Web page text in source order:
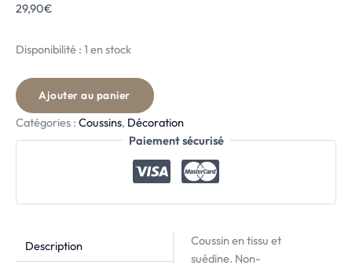
29,90€
Disponibilité : 1 en stock
Ajouter au panier
Catégories : Coussins, Décoration
Paiement sécurisé
Description
Coussin en tissu et
suédine. Non-